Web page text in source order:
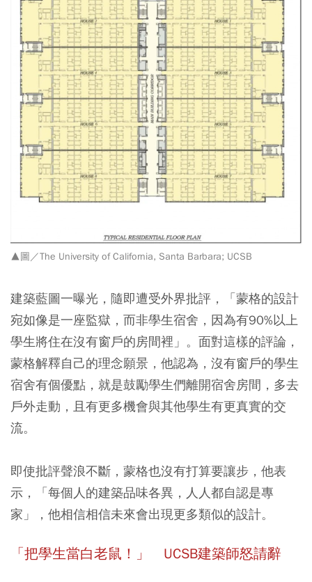
▲圖／The University of California, Santa Barbara; UCSB
建築藍圖一曝光，隨即遭受外界批評，「蒙格的設計
宛如像是一座監獄，而非學生宿舍，因為有90%以上
學生將住在沒有窗戶的房間裡」。面對這樣的評論，
蒙格解釋自己的理念願景，他認為，沒有窗戶的學生
宿舍有個優點，就是鼓勵學生們離開宿舍房間，多去
戶外走動，且有更多機會與其他學生有更真實的交
流。
即使批評聲浪不斷，蒙格也沒有打算要讓步，他表
示，「每個人的建築品味各異，人人都自認是專
家」，他相信相信未來會出現更多類似的設計。
「把學生當白老鼠！」 UCSB建築師怒請辭